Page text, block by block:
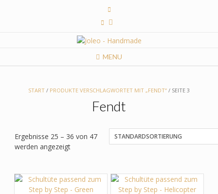
MENU
START / PRODUKTE VERSCHLAGWORTET MIT „FENDT“ / SEITE 3
Fendt
Ergebnisse 25 – 36 von 47
werden angezeigt